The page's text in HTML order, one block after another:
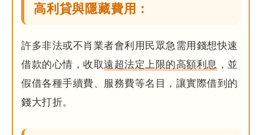
高利貸與隱藏費用：
許多非法或不肖業者會利用民眾急需用錢想快速
借款的心情，收取遠超法定上限的高額利息 ，並
假借各種手續費、服務費等名目，讓實際借到的
錢大打折。